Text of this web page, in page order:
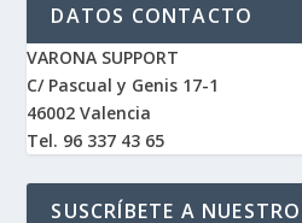
DATOS CONTACTO
VARONA SUPPORT
C/ Pascual y Genis 17-1
46002 Valencia
Tel. 96 337 43 65
SUSCRÍBETE A